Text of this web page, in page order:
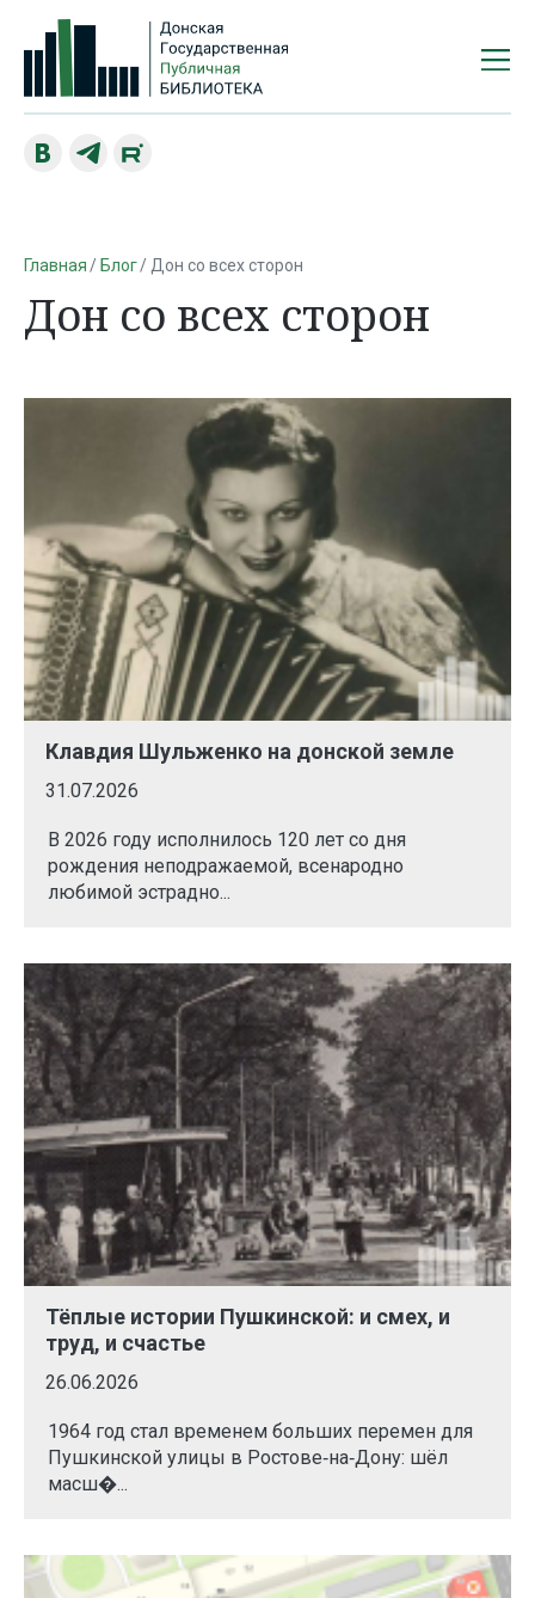
Главная Блог Дон со всех сторон
Дон со всех сторон
Клавдия Шульженко на донской земле
31.07.2026
В 2026 году исполнилось 120 лет со дня
рождения неподражаемой, всенародно
любимой эстрадно...
Тёплые истории Пушкинской: и смех, и
труд, и счастье
26.06.2026
1964 год стал временем больших перемен для
Пушкинской улицы в Ростове‑на‑Дону: шёл
масш�...